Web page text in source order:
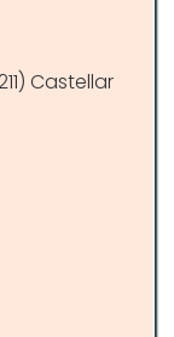
Castellar